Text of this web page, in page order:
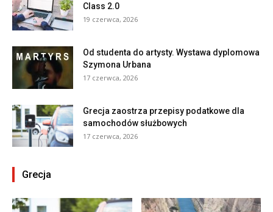
Class 2.0
19 czerwca, 2026
Od studenta do artysty. Wystawa dyplomowa
Szymona Urbana
17 czerwca, 2026
Grecja zaostrza przepisy podatkowe dla
samochodów służbowych
17 czerwca, 2026
Grecja